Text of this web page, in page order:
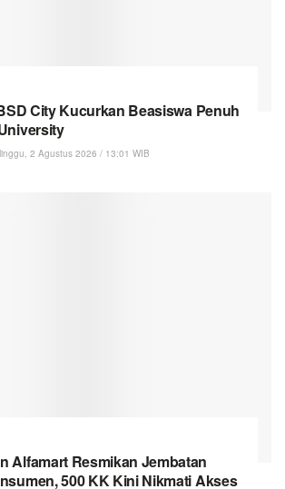
City Kucurkan Beasiswa Penuh
2 Agustus 2026 / 13:01 WIB
Alfamart Resmikan Jembatan
500 KK Kini Nikmati Akses